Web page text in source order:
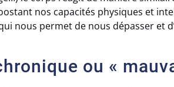
nos capacités physiques et
nous permet de nous dépasser et
ou «